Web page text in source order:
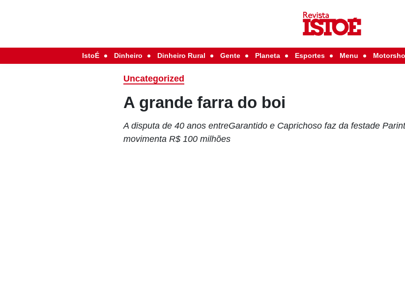
IstoÉ Dinheiro Dinheiro Rural Gente Planeta Esportes Menu
Uncategorized
A grande farra do boi
A disputa de 40 anos entreGarantido e Caprichoso faz da festade
movimenta R$ 100 milhões